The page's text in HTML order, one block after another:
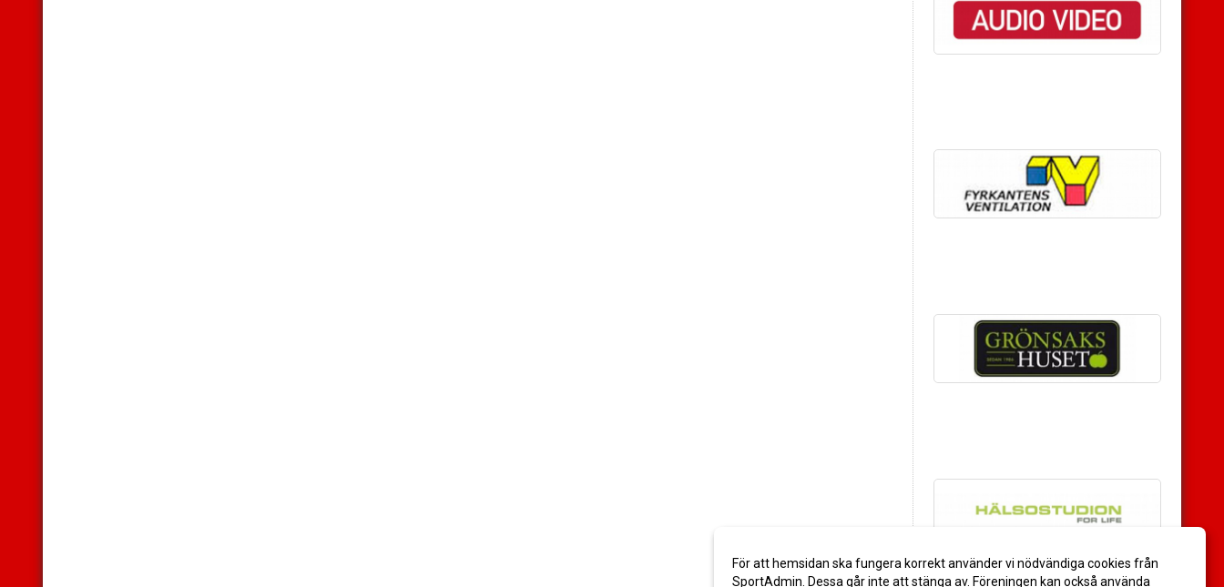
För att hemsidan ska fungera korrekt använder vi nödvändiga cookies från
SportAdmin. Dessa går inte att stänga av. Föreningen kan också använda